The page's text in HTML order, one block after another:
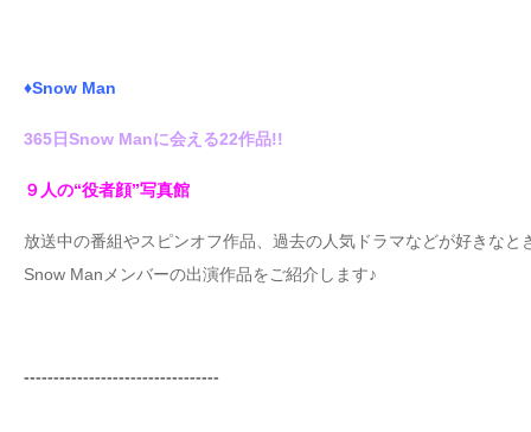
♦Snow Man
365日Snow Manに会える22作品!!
９人の“役者顔”写真館
放送中の番組やスピンオフ作品、過去の人気ドラマなどが好きな
Snow Manメンバーの出演作品をご紹介します♪
---------------------------------